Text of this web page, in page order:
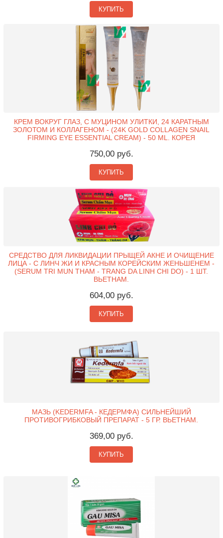
КУПИТЬ
КРЕМ ВОКРУГ ГЛАЗ, С МУЦИНОМ УЛИТКИ, 24 КАРАТНЫМ
ЗОЛОТОМ И КОЛЛАГЕНОМ - (24K GOLD COLLAGEN SNAIL
FIRMING EYE ESSENTIAL CREAM) - 50 ML. КОРЕЯ
750,00 руб.
КУПИТЬ
СРЕДСТВО ДЛЯ ЛИКВИДАЦИИ ПРЫЩЕЙ АКНЕ И ОЧИЩЕНИЕ
ЛИЦА - С ЛИНЧ ЖИ И КРАСНЫМ КОРЕЙСКИМ ЖЕНЬШЕНЕМ -
(SERUM TRI MUN THAM - TRANG DA LINH CHI DO) - 1 ШТ.
ВЬЕТНАМ.
604,00 руб.
КУПИТЬ
МАЗЬ (KEDERMFA - КЕДЕРМФА) СИЛЬНЕЙШИЙ
ПРОТИВОГРИБКОВЫЙ ПРЕПАРАТ - 5 ГР. ВЬЕТНАМ.
369,00 руб.
КУПИТЬ